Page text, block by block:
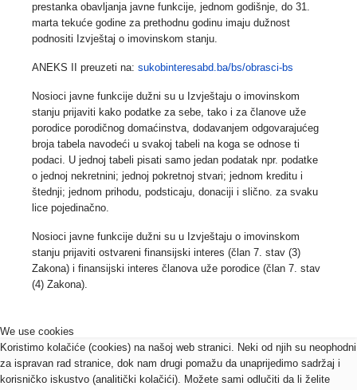
prestanka obavljanja javne funkcije, jednom godišnje, do 31.
marta tekuće godine za prethodnu godinu imaju dužnost
podnositi Izvještaj o imovinskom stanju.
ANEKS II preuzeti na: sukobinteresabd.ba/bs/obrasci-bs
Nosioci javne funkcije dužni su u Izvještaju o imovinskom
stanju prijaviti kako podatke za sebe, tako i za članove uže
porodice porodičnog domaćinstva, dodavanjem odgovarajućeg
broja tabela navodeći u svakoj tabeli na koga se odnose ti
podaci. U jednoj tabeli pisati samo jedan podatak npr. podatke
o jednoj nekretnini; jednoj pokretnoj stvari; jednom kreditu i
štednji; jednom prihodu, podsticaju, donaciji i slično. za svaku
lice pojedinačno.
Nosioci javne funkcije dužni su u Izvještaju o imovinskom
stanju prijaviti ostvareni finansijski interes (član 7. stav (3)
Zakona) i finansijski interes članova uže porodice (član 7. stav
(4) Zakona).
We use cookies
Koristimo kolačiće (cookies) na našoj web stranici. Neki od njih su neophodni
za ispravan rad stranice, dok nam drugi pomažu da unaprijedimo sadržaj i
korisničko iskustvo (analitički kolačići). Možete sami odlučiti da li želite